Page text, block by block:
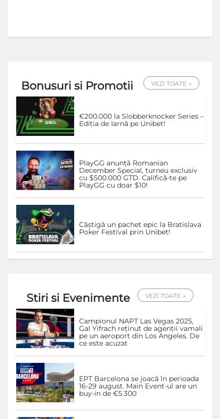
Bonusuri si Promotii VEZI TOATE →
€200.000 la Slobberknocker Series –
Ediția de Iarnă pe Unibet!
PlayGG anunță Romanian
December Special, turneu exclusiv
cu $500.000 GTD. Califică-te pe
PlayGG cu doar $10!
Câștigă un pachet epic la Bratislava
Poker Festival prin Unibet!
Stiri si Evenimente VEZI TOATE →
Campionul NAPT Las Vegas 2025,
Gal Yifrach reținut de agenții vamali
pe un aeroport din Los Angeles. De
ce este acuzat
EPT Barcelona se joacă în perioada
16-29 august. Main Event-ul are un
buy-in de €5.300